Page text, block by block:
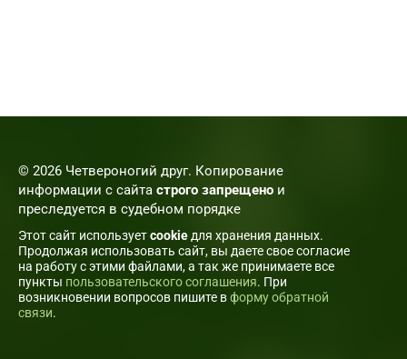
© 2026 Четвероногий друг. Копирование
информации с сайта строго запрещено и
преследуется в судебном порядке
Этот сайт используетcookie для хранения данных.
Продолжая использовать сайт, вы даете свое согласие
на работу с этими файлами, а так же принимаете все
пункты пользовательского соглашения. При
возникновении вопросов пишите вформу обратной
связи.